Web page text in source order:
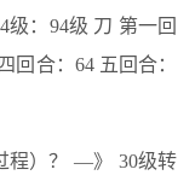
级：94级 刀 第一回
回合：64 五回合：
程）？ —》 30级转